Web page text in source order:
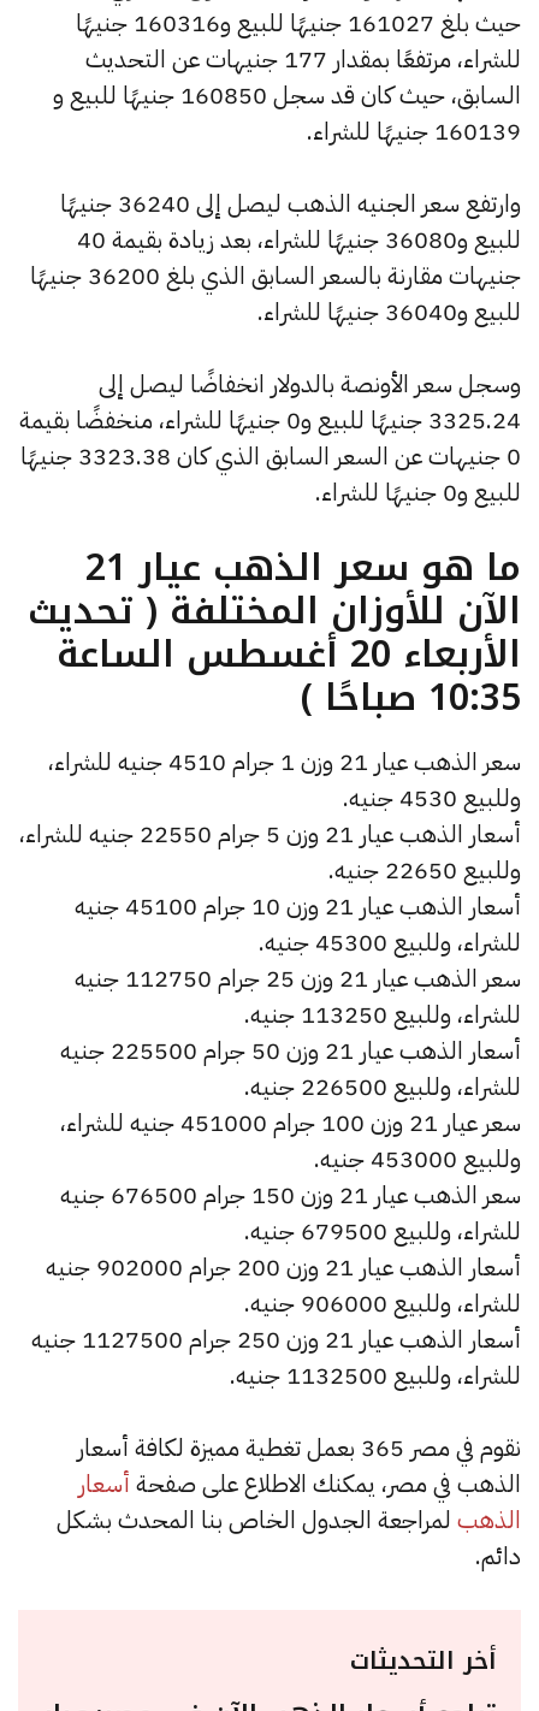
حيث بلغ 161027 جنيهًا للبيع و160316 جنيهًا
للشراء، مرتفعًا بمقدار 177 جنيهات عن التحديث
السابق، حيث كان قد سجل 160850 جنيهًا للبيع و
160139 جنيهًا للشراء.
وارتفع سعر الجنيه الذهب ليصل إلى 36240 جنيهًا
للبيع و36080 جنيهًا للشراء، بعد زيادة بقيمة 40
جنيهات مقارنة بالسعر السابق الذي بلغ 36200 جنيهًا
للبيع و36040 جنيهًا للشراء.
وسجل سعر الأونصة بالدولار انخفاضًا ليصل إلى
3325.24 جنيهًا للبيع و0 جنيهًا للشراء، منخفضًا بقيمة
0 جنيهات عن السعر السابق الذي كان 3323.38 جنيهًا
للبيع و0 جنيهًا للشراء.
ما هو سعر الذهب عيار 21
الآن للأوزان المختلفة ( تحديث
الأربعاء 20 أغسطس الساعة
10:35 صباحًا )
سعر الذهب عيار 21 وزن 1 جرام 4510 جنيه للشراء،
وللبيع 4530 جنيه.
أسعار الذهب عيار 21 وزن 5 جرام 22550 جنيه للشراء،
وللبيع 22650 جنيه.
أسعار الذهب عيار 21 وزن 10 جرام 45100 جنيه
للشراء، وللبيع 45300 جنيه.
سعر الذهب عيار 21 وزن 25 جرام 112750 جنيه
للشراء، وللبيع 113250 جنيه.
أسعار الذهب عيار 21 وزن 50 جرام 225500 جنيه
للشراء، وللبيع 226500 جنيه.
سعر عيار 21 وزن 100 جرام 451000 جنيه للشراء،
وللبيع 453000 جنيه.
سعر الذهب عيار 21 وزن 150 جرام 676500 جنيه
للشراء، وللبيع 679500 جنيه.
أسعار الذهب عيار 21 وزن 200 جرام 902000 جنيه
للشراء، وللبيع 906000 جنيه.
أسعار الذهب عيار 21 وزن 250 جرام 1127500 جنيه
للشراء، وللبيع 1132500 جنيه.
نقوم في مصر 365 بعمل تغطية مميزة لكافة أسعار
الذهب في مصر، يمكنك الاطلاع على صفحة أسعار
الذهب لمراجعة الجدول الخاص بنا المحدث بشكل
دائم.
أخر التحديثات